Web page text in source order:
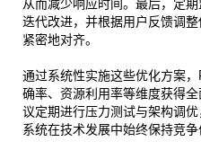
从而减少响应时间。最后，定
迭代改进，并根据用户反馈调
紧密地对齐。
通过系统性实施这些优化方案
确率、资源利用率等维度获得
议定期进行压力测试与架构调
系统在技术发展中始终保持竞争